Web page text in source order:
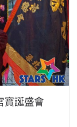
寶誕盛會